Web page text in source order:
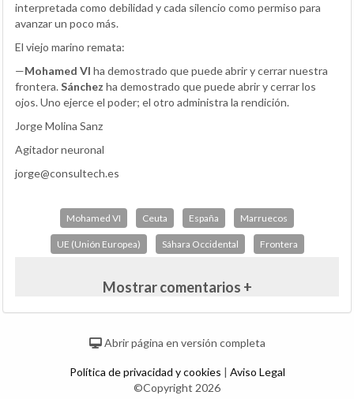
interpretada como debilidad y cada silencio como permiso para
avanzar un poco más.
El viejo marino remata:
—Mohamed VI ha demostrado que puede abrir y cerrar nuestra
frontera.Sánchez ha demostrado que puede abrir y cerrar los
ojos. Uno ejerce el poder; el otro administra la rendición.
Jorge Molina Sanz
Agitador neuronal
jorge@consultech.es
Mohamed VI Ceuta España Marruecos
UE (Unión Europea) Sáhara Occidental Frontera
Mostrar comentarios +
Abrir página en versión completa
Política de privacidad y cookies | Aviso Legal
©Copyright 2026